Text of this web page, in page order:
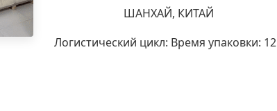
ШАНХАЙ, КИТАЙ
Логистический цикл: Время упаковки: 12